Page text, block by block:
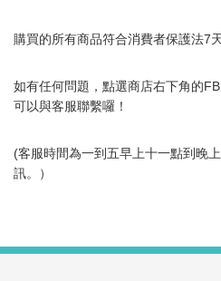
購買的所有商品符合消費者保護法7
如有任何問題，點選商店右下角的
可以與客服聯繫囉！
(客服時間為一到五早上十一點到晚
訊。）